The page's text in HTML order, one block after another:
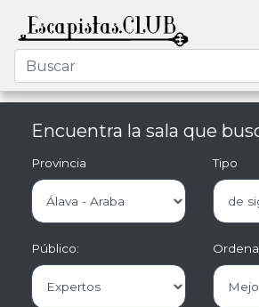
Encuentra la sala que
Provincia Tipo
Público: